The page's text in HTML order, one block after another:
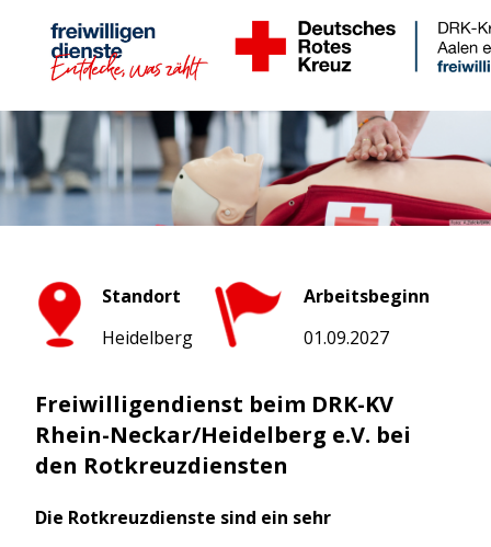
Standort
Heidelberg
Arbeitsbeginn
01.09.2027
Freiwilligendienst beim DRK-KV
Rhein-Neckar/Heidelberg e.V. bei
den Rotkreuzdiensten
Die Rotkreuzdienste sind ein sehr